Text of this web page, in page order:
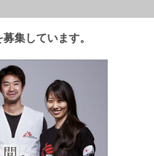
集しています。